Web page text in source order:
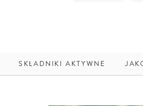
SKŁADNIKI AKTYWNE